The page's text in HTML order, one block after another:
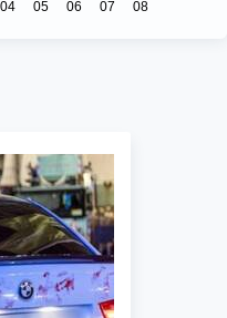
04 05 06 07 08